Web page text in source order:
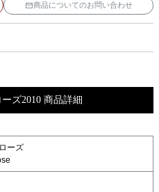
商品についてのお問い合わせ
ズ2010 商品詳細
ーズ